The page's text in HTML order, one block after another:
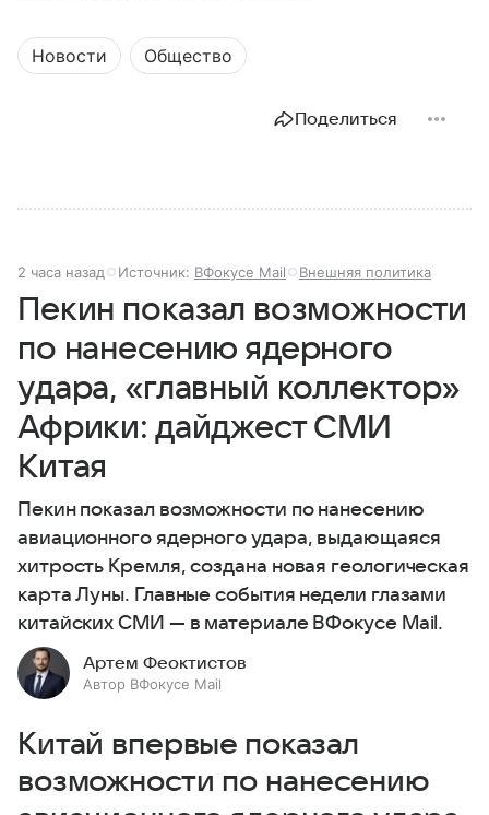
Новости Общество
Поделиться
2 часа назад Источник: ВФокусе Mail Внешняя политика
Пекин показал возможности
по нанесению ядерного
удара, «главный коллектор»
Африки: дайджест СМИ
Китая
Пекин показал возможности по нанесению
авиационного ядерного удара, выдающаяся
хитрость Кремля, создана новая геологическая
карта Луны. Главные события недели глазами
китайских СМИ — в материале ВФокусе Mail.
Артем Феоктистов
Автор ВФокусе Mail
Китай впервые показал
возможности по нанесению